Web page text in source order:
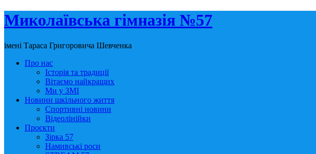
Миколаївська гімназія №57
імені Тараса Григоровича Шевченка
Про нас
Історія та традиції
Вітаємо найкращих
Ми у ЗМІ
Новини шкільного життя
Спортивні новини
Відеолінійки
Проєкти
Зірка 57
Намивські роси